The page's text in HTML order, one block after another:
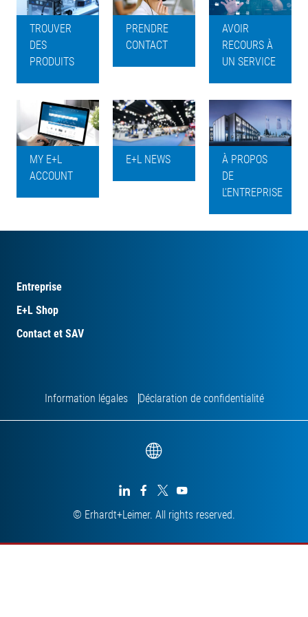
TROUVER
DES
PRODUITS
PRENDRE
CONTACT
AVOIR
RECOURS À
UN SERVICE
MY E+L
ACCOUNT
E+L NEWS
À PROPOS
DE
L'ENTREPRISE
Entreprise
E+L Shop
Contact et SAV
© Erhardt+Leimer. All rights reserved.
Information légales Déclaration de confidentialité
   